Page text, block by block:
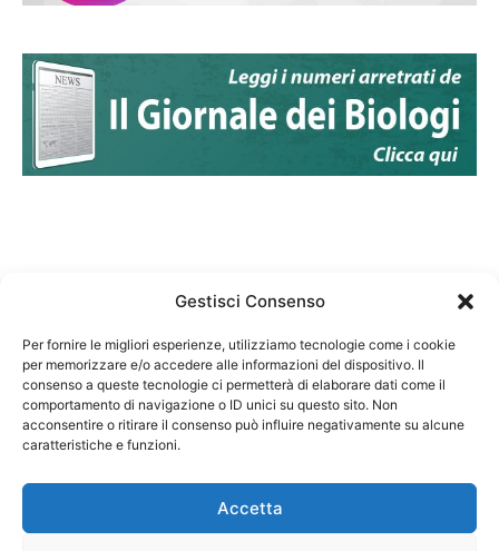
Gestisci Consenso
Per fornire le migliori esperienze, utilizziamo tecnologie come i cookie
per memorizzare e/o accedere alle informazioni del dispositivo. Il
consenso a queste tecnologie ci permetterà di elaborare dati come il
comportamento di navigazione o ID unici su questo sito. Non
acconsentire o ritirare il consenso può influire negativamente su alcune
caratteristiche e funzioni.
Accetta
Federazione Nazionale Degli Ordini dei Biologi:
codice fiscale 80069130583
Responsabile sito internet www.fnob.it: